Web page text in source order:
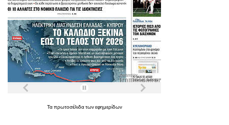
Ταπρωτοσέλιδατωνεφημερίδων